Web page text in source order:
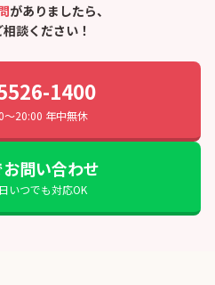
がありましたら、
談ください！
1400
〜20:00 年中無休
問い合わせ
いつでも対応OK